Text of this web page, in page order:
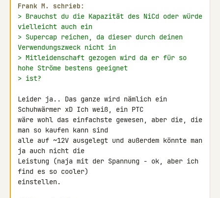
Frank M. schrieb:
> Brauchst du die Kapazität des NiCd oder würde
vielleicht auch ein
> Supercap reichen, da dieser durch deinen
Verwendungszweck nicht in
> Mitleidenschaft gezogen wird da er für so
hohe Ströme bestens geeignet
> ist?
Leider ja.. Das ganze wird nämlich ein
Schuhwärmer xD Ich weiß, ein PTC
wäre wohl das einfachste gewesen, aber die, die
man so kaufen kann sind
alle auf ~12V ausgelegt und außerdem könnte man
ja auch nicht die
Leistung (naja mit der Spannung - ok, aber ich
find es so cooler)
einstellen.